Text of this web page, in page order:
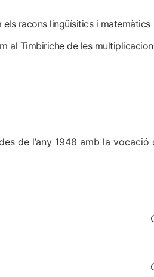
els racons lingüísitics i matemàtics
al Timbiriche de les
de l’any 1948 amb la